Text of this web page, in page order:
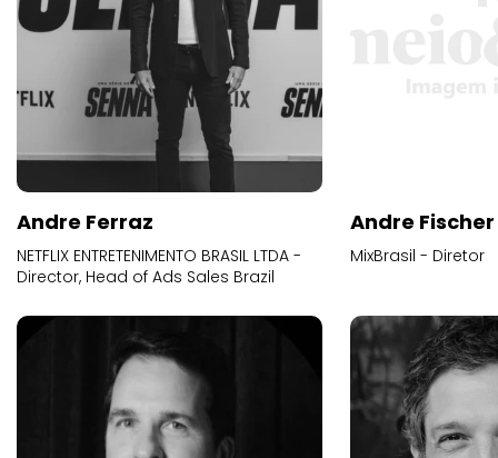
Andre Ferraz
NETFLIX ENTRETENIMENTO BRASIL LTDA -
Director, Head of Ads Sales Brazil
Andre Fischer
MixBrasil - Diretor